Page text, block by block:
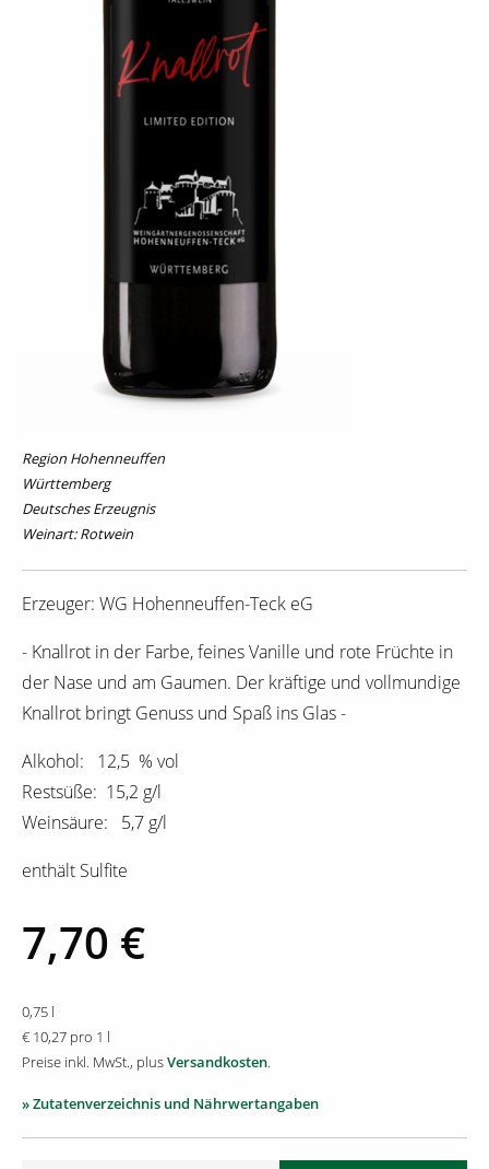
Region Hohenneuffen
Württemberg
Deutsches Erzeugnis
Weinart: Rotwein
Erzeuger: WG Hohenneuffen-Teck eG
- Knallrot in der Farbe, feines Vanille und rote Früchte in
der Nase und am Gaumen. Der kräftige und vollmundige
Knallrot bringt Genuss und Spaß ins Glas -
Alkohol: 12,5 % vol
Restsüße: 15,2 g/l
Weinsäure: 5,7 g/l
enthält Sulfite
7,70 €
0,75 l
€ 10,27 pro 1 l
Preise inkl. MwSt., plusVersandkosten.
» Zutatenverzeichnis und Nährwertangaben